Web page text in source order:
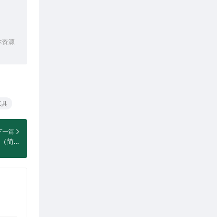
资源
具
一篇
微信输入法 WeType 2.1.0.36 最新版下载（简洁、好用、无广告的智能输入法，支持 Windows/macOS/Android/iOS）